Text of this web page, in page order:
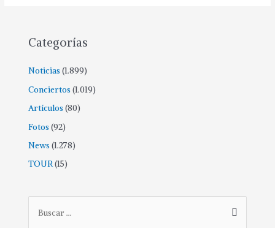
Categorías
Noticias (1.899)
Conciertos (1.019)
Artículos (80)
Fotos (92)
News (1.278)
TOUR(15)